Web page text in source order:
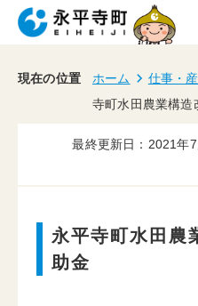
現在の位置 ホーム 仕事・
寺町水田農業構造
最終更新日：2021年
永平寺町水田農
助金